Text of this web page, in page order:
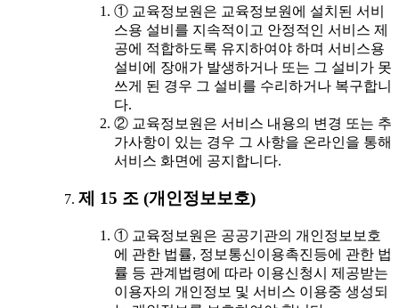
① 교육정보원은 교육정보원에 설치된 서비
스용 설비를 지속적이고 안정적인 서비스 제
공에 적합하도록 유지하여야 하며 서비스용
설비에 장애가 발생하거나 또는 그 설비가 못
쓰게 된 경우 그 설비를 수리하거나 복구합니
다.
② 교육정보원은 서비스 내용의 변경 또는 추
가사항이 있는 경우 그 사항을 온라인을 통해
서비스 화면에 공지합니다.
제 15 조 (개인정보보호)
① 교육정보원은 공공기관의 개인정보보호
에 관한 법률, 정보통신이용촉진등에 관한 법
률 등 관계법령에 따라 이용신청시 제공받는
이용자의 개인정보 및 서비스 이용중 생성되